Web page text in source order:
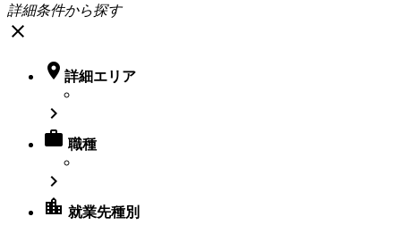
詳細条件から探す
close
 詳細エリア

 職種

location_city 就業先種別